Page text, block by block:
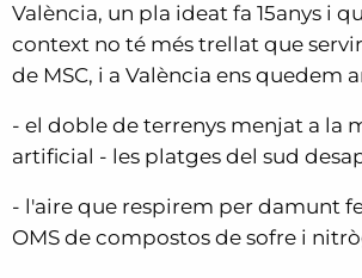
València, un pla ideat fa 15anys i
context no té més trellat que
de MSC, i a València ens quedem
- el doble de terrenys menjat a la
artificial - les platges del sud
- l'aire que respirem per damunt
OMS de compostos de sofre i